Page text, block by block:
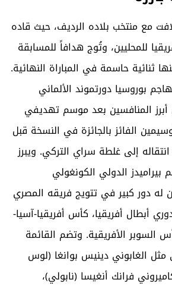
مع منتخب بلاده الرديف، حيث قاده
للمحليين، وتُوج هدافاً للمسابقة
ثنائية حاسمة في المباراة النهائية.
بوروسيا دورتموند الألماني
أبرز المنافسين بعد موسم تهديفي
الفائز بالجائزة في النسخة قبل
إلى غلطة سراي التركي. ويبرز
الدولي الكونغولي
له دور كبير في تتويج فريقه المصري
أبطال أفريقيا، كأس أفريقيا-آسيا-
السوبر الأفريقية. وتضم القائمة
مثل الغابوني دينيس بوانغا (لوس
فرانك أنغيسا (نابولي)،